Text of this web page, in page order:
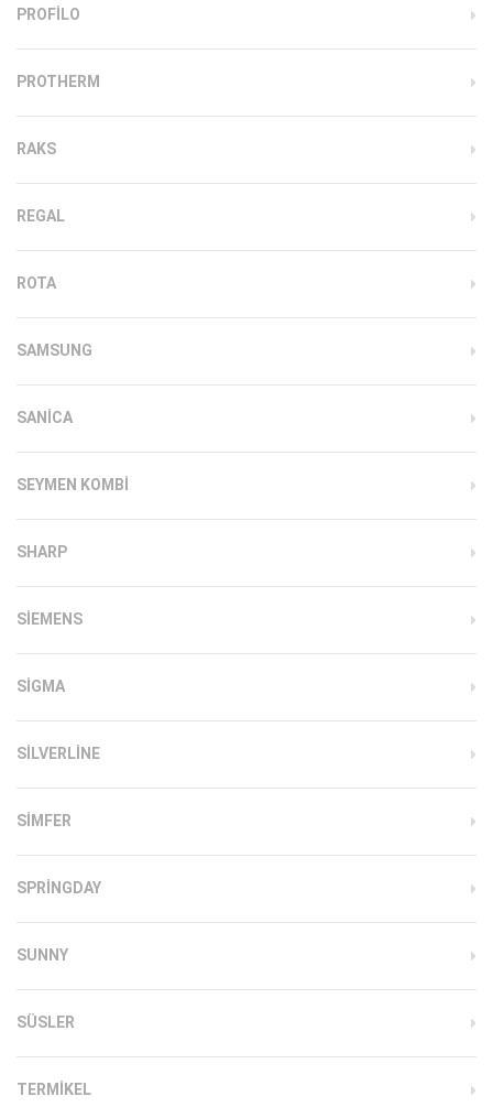
PROFILO
PROTHERM
RAKS
REGAL
ROTA
SAMSUNG
SANICA
SEYMEN KOMBI
SHARP
SIEMENS
SIGMA
SILVERLINE
SIMFER
SPRINGDAY
SUNNY
SÜSLER
TERMIKEL